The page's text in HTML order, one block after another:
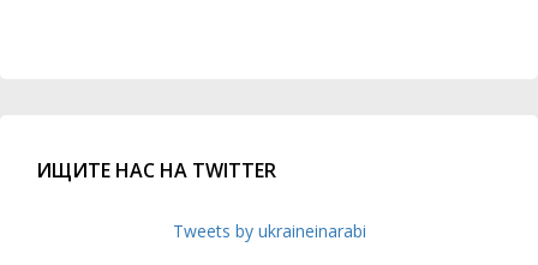
ИЩИТЕ НАС НА TWITTER
Tweets by ukraineinarabi